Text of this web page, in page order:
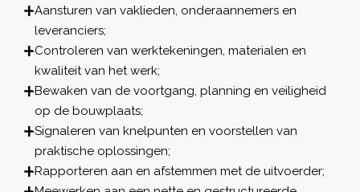
Aansturen van vaklieden, onderaannemers en
leveranciers;
Controleren van werktekeningen, materialen en
kwaliteit van het werk;
Bewaken van de voortgang, planning en veiligheid
op de bouwplaats;
Signaleren van knelpunten en voorstellen van
praktische oplossingen;
Rapporteren aan en afstemmen met de uitvoerder;